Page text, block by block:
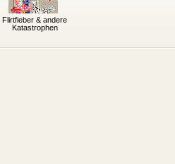
Flirtfieber & andere
Katastrophen